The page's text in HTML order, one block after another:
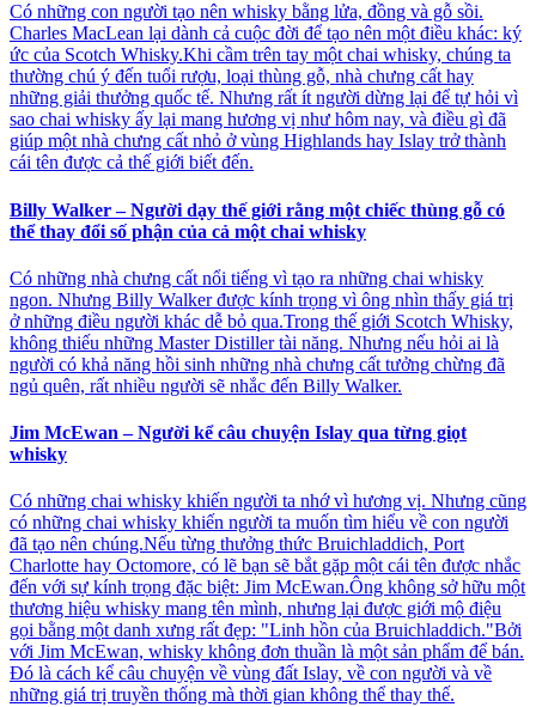
Có những con người tạo nên whisky bằng lửa, đồng và gỗ sồi.
Charles MacLean lại dành cả cuộc đời để tạo nên một điều khác: ký
ức của Scotch Whisky.Khi cầm trên tay một chai whisky, chúng ta
thường chú ý đến tuổi rượu, loại thùng gỗ, nhà chưng cất hay
những giải thưởng quốc tế. Nhưng rất ít người dừng lại để tự hỏi vì
sao chai whisky ấy lại mang hương vị như hôm nay, và điều gì đã
giúp một nhà chưng cất nhỏ ở vùng Highlands hay Islay trở thành
cái tên được cả thế giới biết đến.
Billy Walker – Người dạy thế giới rằng một chiếc thùng gỗ có
thể thay đổi số phận của cả một chai whisky
Có những nhà chưng cất nổi tiếng vì tạo ra những chai whisky
ngon. Nhưng Billy Walker được kính trọng vì ông nhìn thấy giá trị
ở những điều người khác dễ bỏ qua.Trong thế giới Scotch Whisky,
không thiếu những Master Distiller tài năng. Nhưng nếu hỏi ai là
người có khả năng hồi sinh những nhà chưng cất tưởng chừng đã
ngủ quên, rất nhiều người sẽ nhắc đến Billy Walker.
Jim McEwan – Người kể câu chuyện Islay qua từng giọt
whisky
Có những chai whisky khiến người ta nhớ vì hương vị. Nhưng cũng
có những chai whisky khiến người ta muốn tìm hiểu về con người
đã tạo nên chúng.Nếu từng thưởng thức Bruichladdich, Port
Charlotte hay Octomore, có lẽ bạn sẽ bắt gặp một cái tên được nhắc
đến với sự kính trọng đặc biệt: Jim McEwan.Ông không sở hữu một
thương hiệu whisky mang tên mình, nhưng lại được giới mộ điệu
gọi bằng một danh xưng rất đẹp: "Linh hồn của Bruichladdich."Bởi
với Jim McEwan, whisky không đơn thuần là một sản phẩm để bán.
Đó là cách kể câu chuyện về vùng đất Islay, về con người và về
những giá trị truyền thống mà thời gian không thể thay thế.